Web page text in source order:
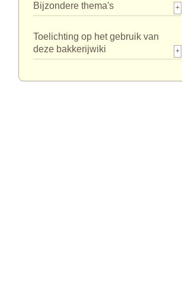
Bijzondere thema's +
Toelichting op het gebruik van
deze bakkerijwiki
+